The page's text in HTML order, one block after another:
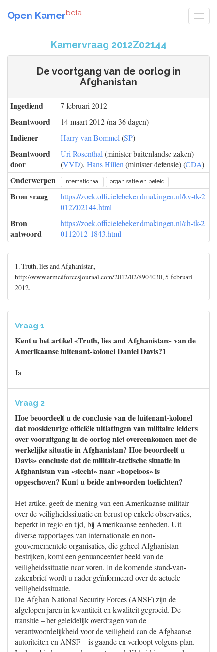
Open Kamerbeta
Kamervraag 2012Z02144
De voortgang van de oorlog in
Afghanistan
Ingediend 7 februari 2012
Beantwoord 14 maart 2012 (na 36 dagen)
Indiener Harry van Bommel (SP)
Beantwoord
door
Uri Rosenthal (minister buitenlandse zaken)
(VVD), Hans Hillen (minister defensie) (CDA)
Onderwerpen internationaal organisatie en beleid
Bron vraag
https://zoek.officielebekendmakingen.nl/kv-tk-2
012Z02144.html
Bron
antwoord
https://zoek.officielebekendmakingen.nl/ah-tk-2
0112012-1843.html
1. Truth, lies and Afghanistan,
http://www.armedforcesjournal.com/2012/02/8904030, 5 februari
2012.
Vraag 1
Kent u het artikel «Truth, lies and Afghanistan» van de
Amerikaanse luitenant-kolonel Daniel Davis?1
Ja.
Vraag 2
Hoe beoordeelt u de conclusie van de luitenant-kolonel
dat rooskleurige officiële uitlatingen van militaire leiders
over vooruitgang in de oorlog niet overeenkomen met de
werkelijke situatie in Afghanistan? Hoe beoordeelt u
Davis» conclusie dat de militair-tactische situatie in
Afghanistan van «slecht» naar «hopeloos» is
opgeschoven? Kunt u beide antwoorden toelichten?
Het artikel geeft de mening van een Amerikaanse militair
over de veiligheidssituatie en berust op enkele observaties,
beperkt in regio en tijd, bij Amerikaanse eenheden. Uit
diverse rapportages van internationale en non-
gouvernementele organisaties, die geheel Afghanistan
bestrijken, komt een genuanceerder beeld van de
veiligheidssituatie naar voren. In de komende stand-van-
zakenbrief wordt u nader geïnformeerd over de actuele
veiligheidssituatie.
De Afghan National Security Forces (ANSF) zijn de
afgelopen jaren in kwantiteit en kwaliteit gegroeid. De
transitie – het geleidelijk overdragen van de
verantwoordelijkheid voor de veiligheid aan de Afghaanse
autoriteiten en ANSF – is gaande en verloopt volgens plan.